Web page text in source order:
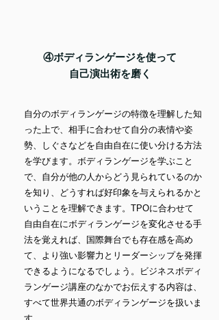
④ボディランゲージを使って
​自己演出術を磨く
自分のボディランゲージの特徴を理解した知
った上で、相手に合わせて自分の表情や姿
勢、しぐさなどを自由自在に使い分ける方法
を学びます。ボディランゲージを学ぶこと
で、自分が他の人からどう見られているのか
を知り、どうすれば好印象を与えられるかと
いうことを理解できます。TPOに合わせて
自由自在にボディランゲージを変化させる手
法を覚えれば、国際舞台でも存在感を高め
て、より強い影響力とリーダーシップを発揮
できるようになるでしょう。ビジネスボディ
ランゲージ講座のなかでお伝えする内容は、
すべて世界共通のボディランゲージを扱いま